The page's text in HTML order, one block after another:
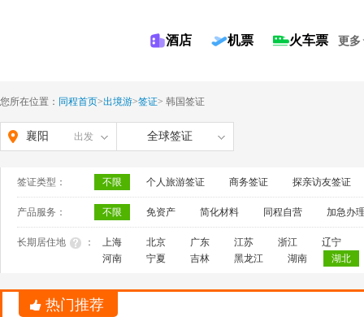
酒店 机票 火车票 更多
您所在位置： 同程首页>出境游>签证> 韩国签证
襄阳 出发 全球签证
签证类型： 不限 个人旅游签证 商务签证 探亲访友签证
产品服务： 不限 免资产 简化材料 同程自营 加急办
长期居住地 ： 上海 北京 广东 江苏 浙江
辽宁
河南
宁夏 吉林 黑龙江 湖南 湖北
热门推荐